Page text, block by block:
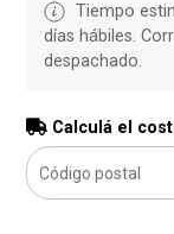
Tiempo
días hábiles.
despachado.
Calculá el